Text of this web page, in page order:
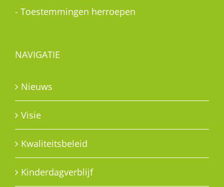
- Toestemmingen herroepen
NAVIGATIE
Nieuws
Visie
Kwaliteitsbeleid
Kinderdagverblijf